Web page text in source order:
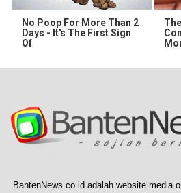
No Poop For More Than 2
Days - It's The First Sign
Of
BantenNews.co.id adalah website media